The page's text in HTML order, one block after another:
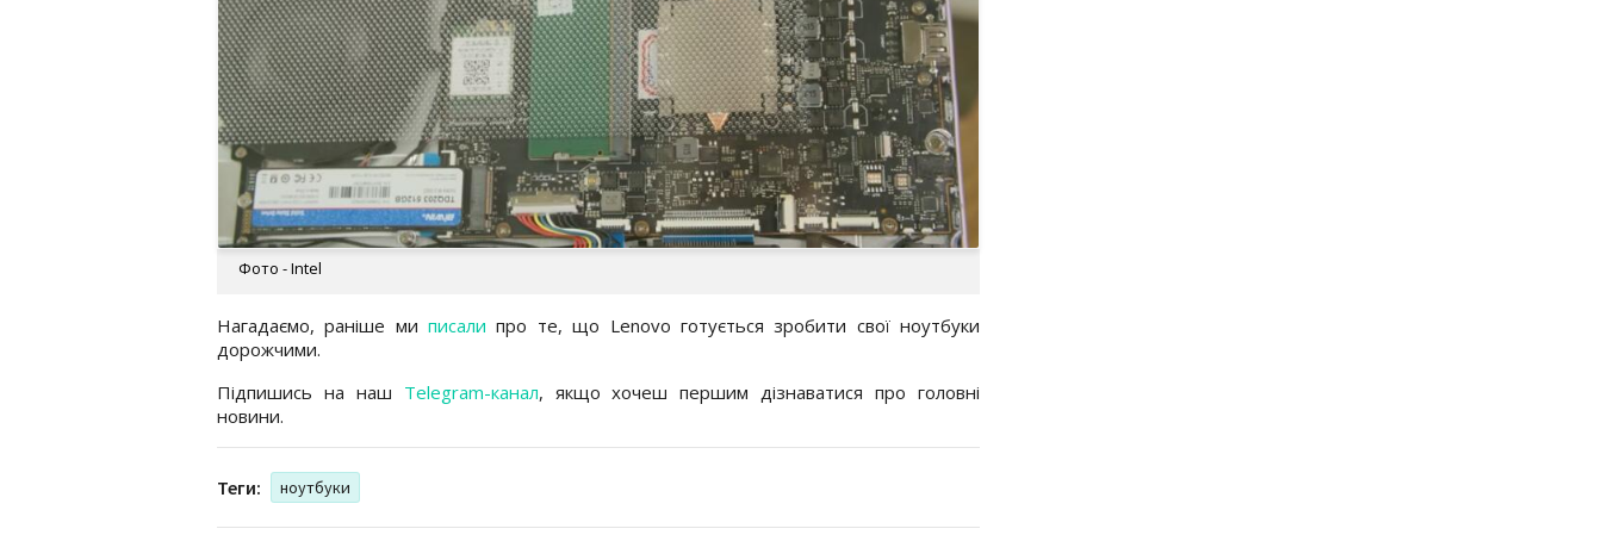
Фото - Intel
Нагадаємо, раніше миписали про те, що Lenovo готується зробити свої ноутбуки
дорожчими.
Підпишись на наш Telegram-канал, якщо хочеш першим дізнаватися про головні
новини.
Теги: ноутбуки